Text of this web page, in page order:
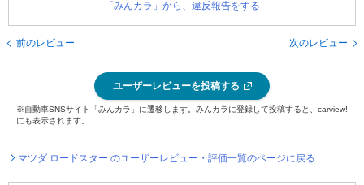
「みんカラ」から、違反報告をする
前のレビュー 次のレビュー
ユーザーレビューを投稿する
※自動車SNSサイト「みんカラ」に遷移します。みんカラに登録して投稿すると、carview!
にも表示されます。
マツダ ロードスター のユーザーレビュー・評価一覧のページに戻る